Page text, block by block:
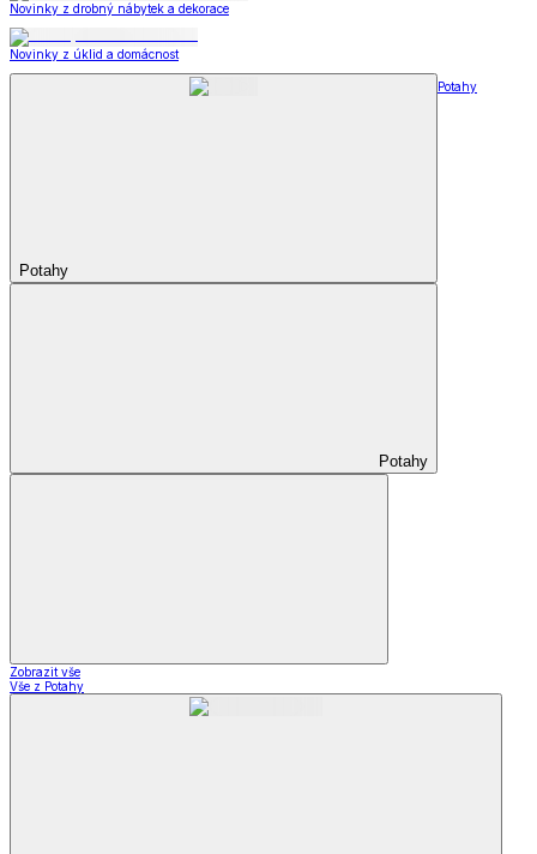
Novinky z drobný nábytek a dekorace
Novinky z úklid a domácnost
Potahy
Potahy
Potahy
Zobrazit vše
Vše z Potahy